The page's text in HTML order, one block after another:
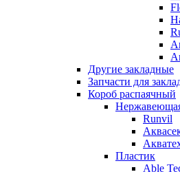
Другие закладные
Запчасти для
Короб распаячный
Runvil
Пластик
Able